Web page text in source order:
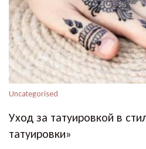
Uncategorised
Уход за татуировкой в
татуировки»